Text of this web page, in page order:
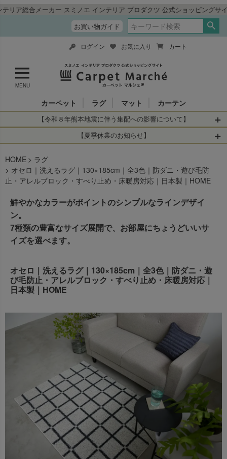
ーカー スミノエ インテリア プロダクツ 公式ショッピングサイト「カー
お買い物ガイド
MENU
ログイン お気に入り カート
カーペット ラグ マット カーテン
【令和８年熊本地震に伴う集配への影響について】
令和8年熊本地震により、お亡くなりになられた方々に深く
お見舞い申し上げます。 この地震の影響により、現在、一
部地域を発着するお荷物のお届けに遅れが生じておりま
す。
【お荷物のお届けに遅れが生じている地域】
・全国から九州あてのお荷物
・九州から全国あてのお荷物
なお、今後の被害状況や交通規制などにより、対象地域や
お客さまにはご不便をおかけいたしますが、何卒ご理解賜
りますようお願い申し上げます。
詳しくはこちら
【夏季休業のお知らせ】
当店は は2026年8月11日(火)～2026年8月16日(日)
を休業とさせて頂きます。
休業中のご注文に関しては自動返信メールは届きますが、
へのご返答ができかねます。 休業明けから順次送信させて
いただきますのでよろしくお願いいたします。
出荷センターも休業となりますため、休業期間中のご注文
HOME
ラグ
オセロ｜洗えるラグ｜130×185cm｜全3色｜防ダニ・遊び毛防
止・アレルブロック・すべり止め・床暖房対応｜日本製｜HOME
鮮やかなカラーがポイントのシンプルなラインデザイ
ン。
7種類の豊富なサイズ展開で、お部屋にちょうどいいサ
イズを選べます。
オセロ｜洗えるラグ｜130×185cm｜全3色｜防ダニ・遊
び毛防止・アレルブロック・すべり止め・床暖房対応｜
日本製｜HOME